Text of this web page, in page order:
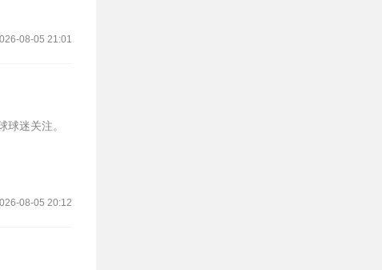
08-05 21:01
迷关注。
08-05 20:12